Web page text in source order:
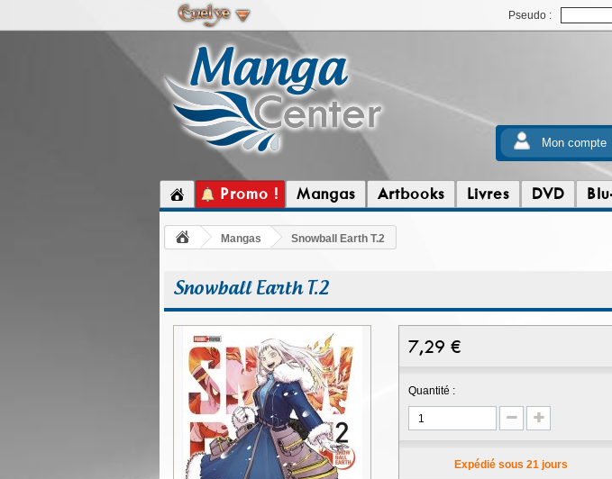
Pseudo :
Mon compte
Promo ! Mangas Artbooks Livres DVD
Mangas Snowball Earth T.2
Snowball Earth T.2
7,29 €
Quantité :
Expédié sous 21 jours